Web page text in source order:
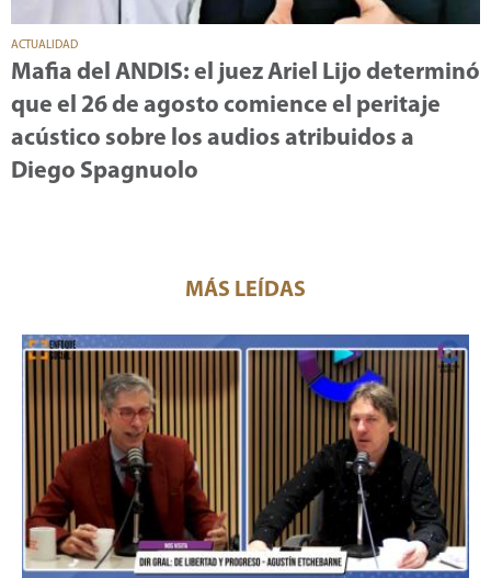
ACTUALIDAD
Mafia del ANDIS: el juez Ariel Lijo determinó
que el 26 de agosto comience el peritaje
acústico sobre los audios atribuidos a
Diego Spagnuolo
MÁS LEÍDAS